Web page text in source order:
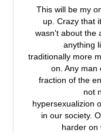
This will be my
up. Crazy that
wasn't about the
anything
traditionally more
on. Any man
fraction of the
not
hypersexualizion
in our society.
harder on